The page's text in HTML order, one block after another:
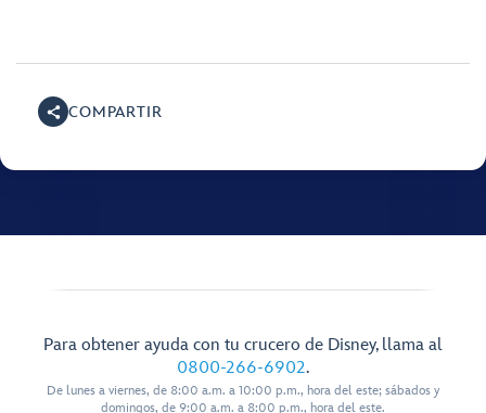
COMPARTIR
Para obtener ayuda con tu crucero de Disney, llama al
0800-266-6902.
De lunes a viernes, de 8:00 a.m. a 10:00 p.m., hora del este; sábados y
domingos, de 9:00 a.m. a 8:00 p.m., hora del este.